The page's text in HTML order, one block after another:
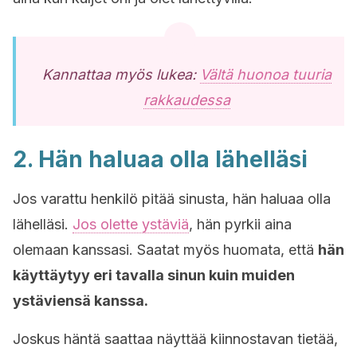
Kannattaa myös lukea: Vältä huonoa tuuria
rakkaudessa
2. Hän haluaa olla lähelläsi
Jos varattu henkilö pitää sinusta, hän haluaa olla
lähelläsi. Jos olette ystäviä, hän pyrkii aina
olemaan kanssasi. Saatat myös huomata, että hän
käyttäytyy eri tavalla sinun kuin muiden
ystäviensä kanssa.
Joskus häntä saattaa näyttää kiinnostavan tietää,